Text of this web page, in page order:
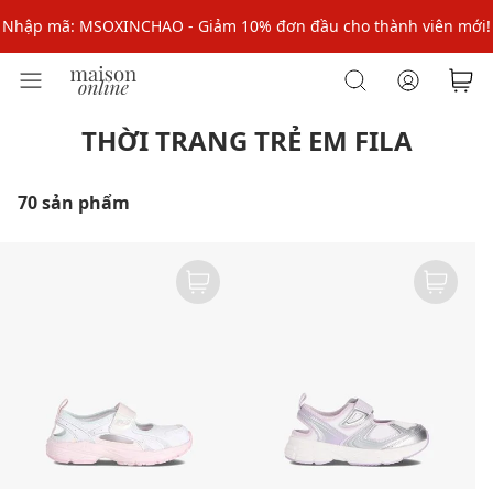
Nhập mã: MSOXINCHAO - Giảm 10% đơn đầu cho thành viên mới!
Nhập mã MSOPAY100: giảm ngay 10% khi thanh toán trực tuyến
THỜI TRANG TRẺ EM FILA
70 sản phẩm